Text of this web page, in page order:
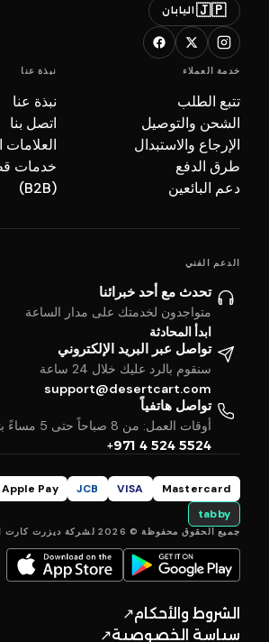
🇯🇵 اليابان
خدمة العملاء
تتبع الطلب
الشحن والتوصيل
الإرجاع والاستبدال
طرق الدفع
دعم البائعين
نبذة عنا
نبذة عنا
اتصل بنا
العلامات
خدمات
(B2B)
الدعم الفني
تحدث مع أحد خبرائنا
متواجدون لخدمتك على مدار الساعة
ابدأ المحادثة
تواصل عبر البريد الإلكتروني
سنقوم بالرد عليك خلال 24 ساعة
support@desertcart.com
تواصل هاتفياً
أوقات العمل: من 8 صباحاً حتى 5 مساءً بتوقيت الخليج
+971 4 524 5524
Mastercard
VISA
JCB
Apple Pay
tabby
جميع الحقوق محفوظة © 2026 لشركة ديزرت كارت القابضة المحدودة
الشروط والأحكام↗
سياسة الخصوصية↗